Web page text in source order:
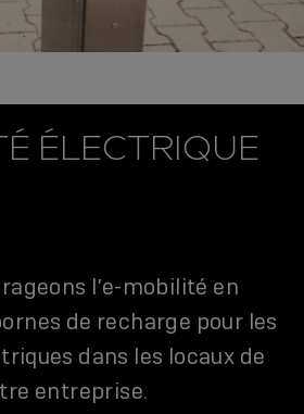
ÉLECTRIQUE
l’e-mobilité en
de recharge pour les
dans les locaux de
entreprise.